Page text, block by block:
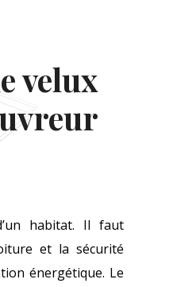
velux
habitat. Il faut
et la sécurité
énergétique. Le